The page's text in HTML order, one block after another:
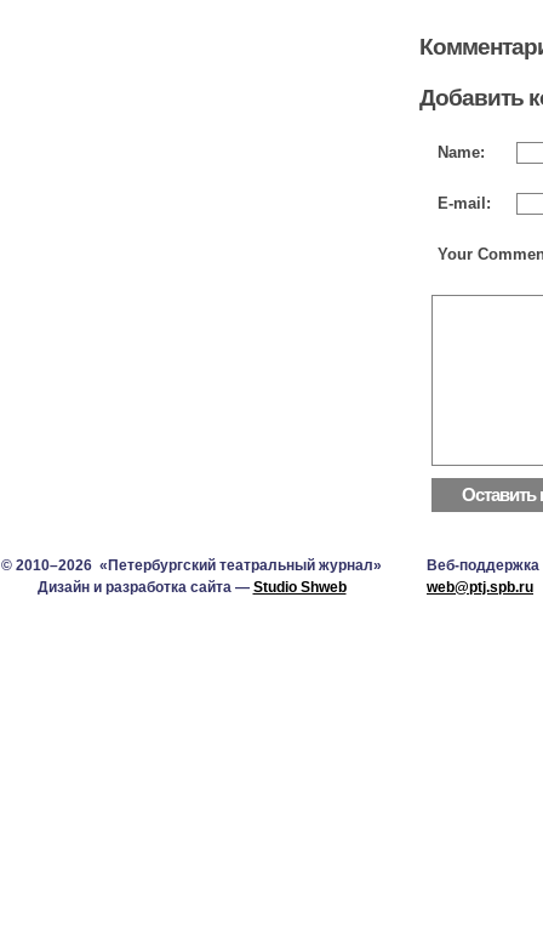
Добавить
Name:
E-mail:
Your
© 2010–2026 «Петербургский театральный журнал»
Дизайн и разработка сайта — Studio Shweb
Веб-поддержка
web@ptj.spb.ru